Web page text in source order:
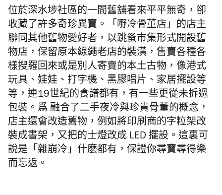
位於深水埗社區的一間舊舖看來平平無奇，卻
收藏了許多奇珍異寶。「嘢冷骨董店」的店主
聯同其他舊物愛好者，以跳蚤市集形式開設舊
物店，保留原本線繩老店的裝潢，售賣各種各
樣搜羅回來或是別人寄賣的本土古物，像港式
玩具、娃娃、打字機、黑膠唱片、家居擺設等
等，連19世紀的食譜都有，有一些更從未拆過
包裝。爲 融合了二手夜冷與珍貴骨董的概念，
店主還會改造舊物，例如將印刷商的字粒架改
裝成書架，又把的士燈改成 LED 擺設。這裏可
說是「雜崩冷」什麽都有，保證你尋寶尋得樂
而忘返。